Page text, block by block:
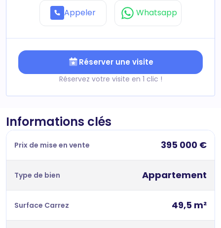
Appeler
Whatsapp
Réserver une visite
Réservez votre visite en 1 clic !
Informations clés
Prix de mise en vente 395 000 €
Type de bien Appartement
Surface Carrez 49,5 m²